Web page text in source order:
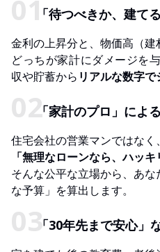
「待つべきか、建て
金利の上昇分と、物価高（建
どっちが家計にダメージを
収や貯蓄から リアルな数字
「家計のプロ」によ
住宅会社の営業マンではなく
「無理なローンなら、ハッキ
そんな公平な立場から、あ
な予算」を算出します。
「30年先まで安心」